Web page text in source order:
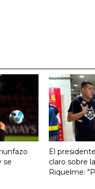
se
El
claro sobre
Riquelme: